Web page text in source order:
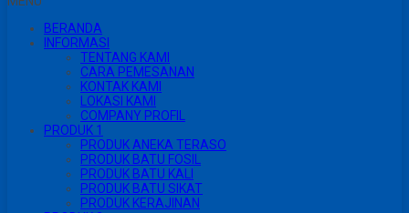
BERANDA
INFORMASI
TENTANG KAMI
CARA PEMESANAN
KONTAK KAMI
LOKASI KAMI
COMPANY PROFIL
PRODUK 1
PRODUK ANEKA TERASO
PRODUK BATU FOSIL
PRODUK BATU KALI
PRODUK BATU SIKAT
PRODUK KERAJINAN